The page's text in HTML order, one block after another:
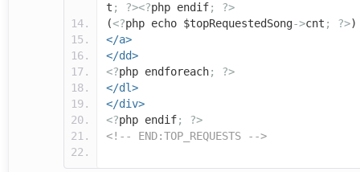
t ; ?><?php endif;
?>
(<?php echo $topRequestedSong->cnt ; ?>)
</a>
</dd>
<?php endforeach;
?>
</dl>
</div>
<?php endif;
?>
<!-- END:TOP_REQUESTS -->